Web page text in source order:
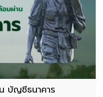
บัญชีธนาคาร